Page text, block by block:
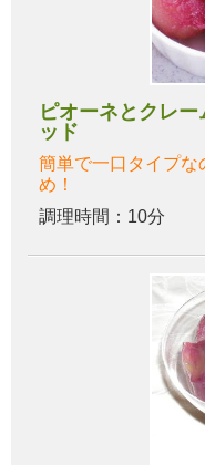
ピオーネとクレ
ッド
簡単で一口タイプな
め！
調理時間：10分